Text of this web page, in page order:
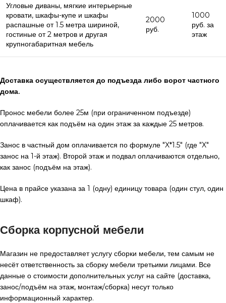
Угловые диваны, мягкие интерьерные
кровати, шкафы-купе и шкафы
распашные от 1.5 метра шириной,
гостиные от 2 метров и другая
крупногабаритная мебель
2000
руб.
1000
руб. за
этаж
Доставка осуществляется до подъезда либо ворот частного
дома.
Пронос мебели более 25м (при ограниченном подъезде)
оплачивается как подъём на один этаж за каждые 25 метров.
Занос в частный дом оплачивается по формуле "X*1.5" (где "X"
занос на 1-й этаж). Второй этаж и подвал оплачиваются отдельно,
как занос (подъём на этаж).
Цена в прайсе указана за 1 (одну) единицу товара (один стул, один
шкаф).
Сборка корпусной мебели
Магазин не предоставляет услугу сборки мебели, тем самым не
несёт ответственность за сборку мебели третьими лицами. Все
данные о стоимости дополнительных услуг на сайте (доставка,
занос/подъём на этаж, монтаж/сборка) несут только
информационный характер.